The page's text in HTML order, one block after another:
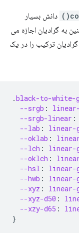
دانش بسیار
رنگ 4 همچنین به گرادیان اجازه می
ترکیب را در یک
.black-to-white-
--srgb :
--srgb-linear :
--lab : linear-
--oklab :
--lch : linear-
--oklch :
--hsl : linear-
--hwb : linear-
--xyz : linear-
--xyz-d50 :
--xzy-d65 :
}